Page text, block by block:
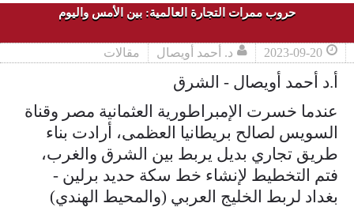
حروب ممرات التجارة العالمية: بين الأمس واليوم
2023-09-20 د. أحمد أويصال مقالات
أ.د أحمد أويصال - الشرق
عندما خسرت الإمبراطورية العثمانية مصر وقناة
السويس لصالح بريطانيا العظمى، أرادت بناء
طريق تجاري بديل يربط بين الشرق والغرب،
فتم التخطيط لإنشاء خط سكة حديد برلين -
بغداد لربط الخليج العربي (والمحيط الهندي)